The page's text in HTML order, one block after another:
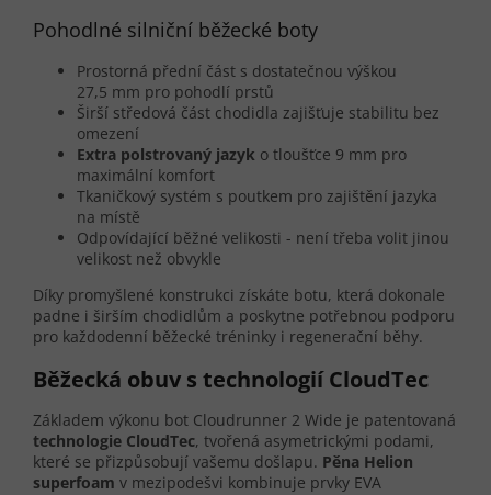
Pohodlné silniční běžecké boty
Prostorná přední část s dostatečnou výškou
27,5 mm pro pohodlí prstů
Širší středová část chodidla zajišťuje stabilitu bez
omezení
Extra polstrovaný jazyk o tloušťce 9 mm pro
maximální komfort
Tkaničkový systém s poutkem pro zajištění jazyka
na místě
Odpovídající běžné velikosti - není třeba volit jinou
velikost než obvykle
Díky promyšlené konstrukci získáte botu, která dokonale
padne i širším chodidlům a poskytne potřebnou podporu
pro každodenní běžecké tréninky i regenerační běhy.
Běžecká obuv s technologií CloudTec
Základem výkonu bot Cloudrunner 2 Wide je patentovaná
technologie CloudTec, tvořená asymetrickými podami,
které se přizpůsobují vašemu došlapu. Pěna Helion
superfoam v mezipodešvi kombinuje prvky EVA